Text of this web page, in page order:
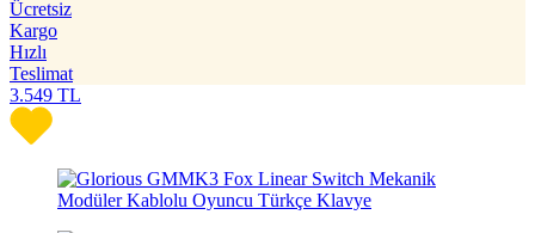
Ücretsiz
Kargo
Hızlı
Teslimat
3.549 TL